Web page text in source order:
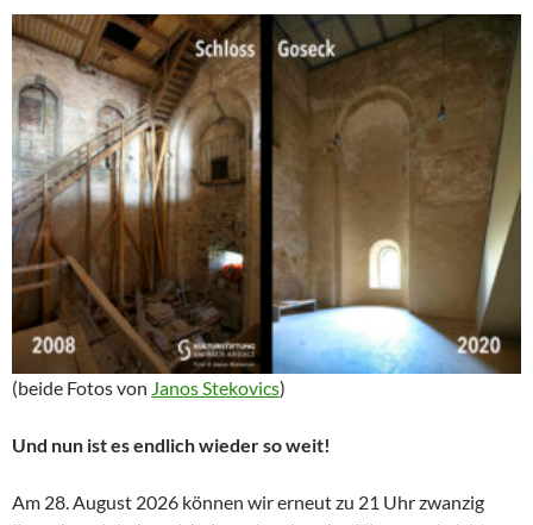
(beide Fotos von Janos Stekovics)
Und nun ist es endlich wieder so weit!
Am 28. August 2026 können wir erneut zu 21 Uhr zwanzig